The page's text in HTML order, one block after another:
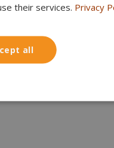
their services. Privacy
all